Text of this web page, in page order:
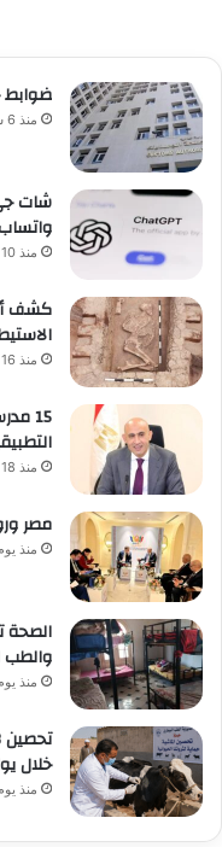
ضوابط
منذ 6 ساعات
شات
منذ 10 ساعات
كشف
منذ 16 ساعة
15
منذ 18 ساعة
مصر
منذ
منذ
خلال
منذ